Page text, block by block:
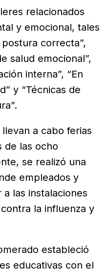
relacionados
y emocional, tales
correcta”,
salud emocional”,
interna”, “En
y “Técnicas de
a cabo ferias
de las ocho
se realizó una
empleados y
las instalaciones
la influenza y
estableció
educativas con el